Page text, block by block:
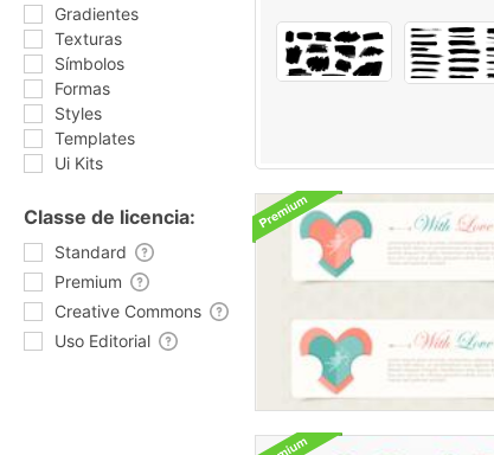
Gradientes
Texturas
Símbolos
Formas
Styles
Templates
Ui Kits
Classe de licencia:
Standard
Premium
Creative Commons
Uso Editorial